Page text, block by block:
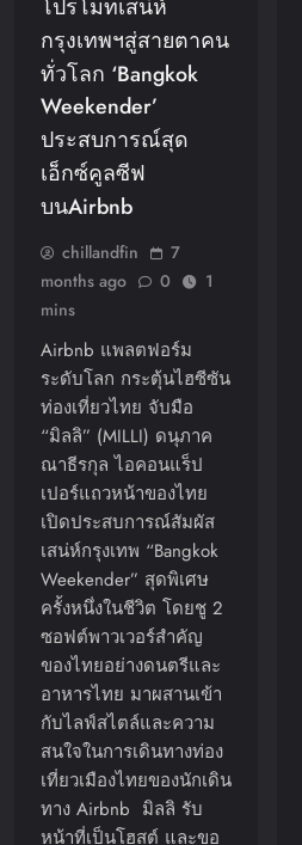
โปรโมทเสน่ห์
กรุงเทพฯสู่สายตาคน
ทั่วโลก ‘Bangkok
Weekender’
ประสบการณ์สุด
เอ็กซ์คูลซีฟ
บนAirbnb
chillandfin
7
months ago
0
1
mins
Airbnb แพลตฟอร์ม
ระดับโลก กระตุ้นไฮซีซัน
ท่องเที่ยวไทย จับมือ
“มิลลิ” (MILLI) ดนุภาค
ณาธีรกุล ไอคอนแร็ป
เปอร์แถวหน้าของไทย
เปิดประสบการณ์สัมผัส
เสน่ห์กรุงเทพ “Bangkok
Weekender” สุดพิเศษ
ครั้งหนึ่งในชีวิต โดยชู 2
ซอฟต์พาวเวอร์สำคัญ
ของไทยอย่างดนตรีและ
อาหารไทย มาผสานเข้า
กับไลฟ์สไตล์และความ
สนใจในการเดินทางท่อง
เที่ยวเมืองไทยของนักเดิน
ทาง Airbnb มิลลิ รับ
หน้าที่เป็นโฮสต์ และขอ